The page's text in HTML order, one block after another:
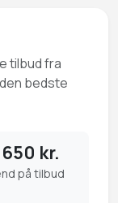
tilbud fra
bedste
kr.
på tilbud